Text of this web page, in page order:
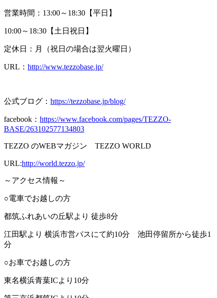
営業時間： 13:00～ 18:30 【平日】
10:00～ 18:30 【土日祝日】
定休日：月（祝日の場合は翌火曜日）
URL： http://www.tezzobase.jp/
公式ブログ： https://tezzobase.jp/blog/
facebook： https://www.facebook.com/pages/TEZZO-
BASE/263102577134803
TEZZO のWEBマガジン TEZZO WORLD
URL:http://world.tezzo.jp/
～アクセス情報～
○電車でお越しの方
都筑ふれあいの丘駅より 徒歩8分
江田駅より 横浜市営バスにて約10分 池田停留所から徒歩1
分
○お車でお越しの方
東名横浜青葉ICより 10分